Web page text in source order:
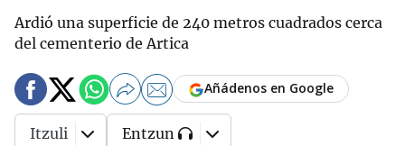
Ardió una superficie de 240 metros cuadrados cerca
del cementerio de Artica
Añádenos en Google
Itzuli Entzun